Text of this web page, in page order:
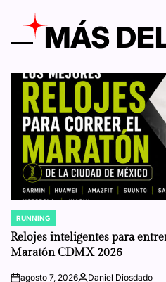
MÁS
POSTED
IN
RUNNING
Relojes inteligentes para
Maratón CDMX 2026
agosto 7, 2026 Daniel Diosdado